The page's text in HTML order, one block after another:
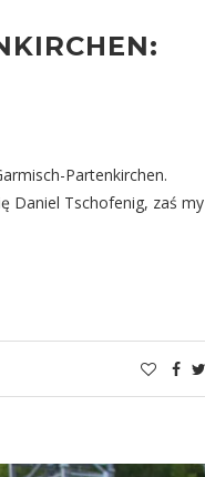
Partenkirchen.
Daniel Tschofenig, zaś my